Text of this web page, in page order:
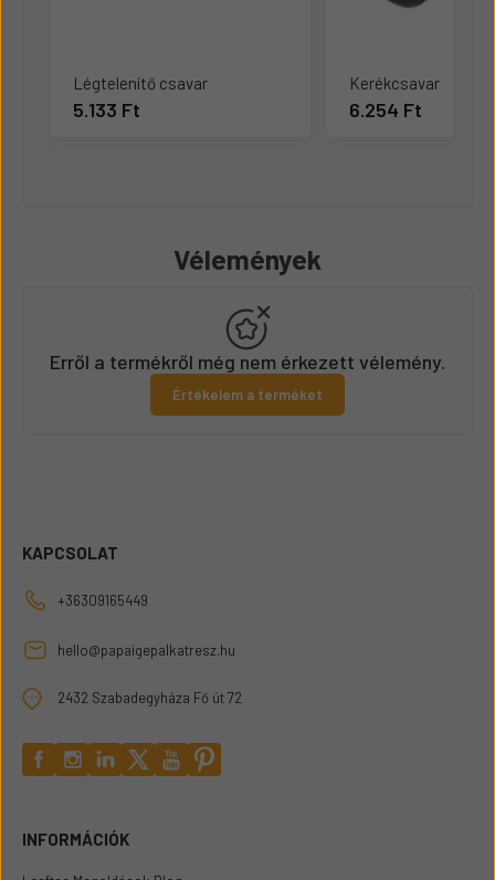
Légtelenítő csavar
5.133 Ft
Kerékcsavar
6.254 Ft
Vélemények
Erről a termékről még nem érkezett vélemény.
Értékelem a terméket
KAPCSOLAT
+36309165449
hello@papaigepalkatresz.hu
2432 Szabadegyháza Fő út 72
INFORMÁCIÓK